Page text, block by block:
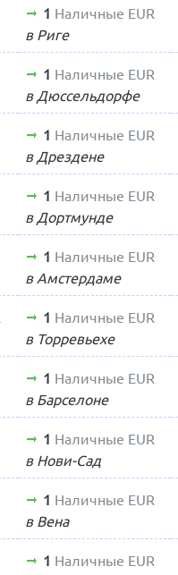
1 Наличные EUR
в Риге
1 Наличные EUR
в Дюссельдорфе
1 Наличные EUR
в Дрездене
1 Наличные EUR
в Дортмунде
1 Наличные EUR
в Амстердаме
1 Наличные EUR
в Торревьехе
1 Наличные EUR
в Барселоне
1 Наличные EUR
в Нови-Сад
1 Наличные EUR
в Вена
1 Наличные EUR